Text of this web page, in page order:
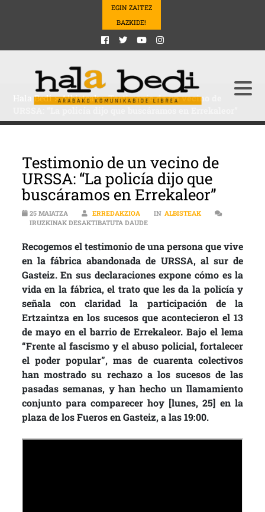
EGIN ZAITEZ
BAZKIDE!
Hala Bedi>Albisteak>Testimonio de un vecino de
Testimonio de un vecino de
URSSA: “La policía dijo que
buscáramos en Errekaleor”
25 MAIATZA ERREDAKZIOA IN ALBISTEAK
IRUZKINAK DESAKTIBATUTA DAUDETESTIMONIO DE UN VECINO DE
Recogemos el testimonio de una persona que vive
en la fábrica abandonada de URSSA, al sur de
Gasteiz. En sus declaraciones expone cómo es la
vida en la fábrica, el trato que les da la policía y
señala con claridad la participación de la
Ertzaintza en los sucesos que acontecieron el 13
de mayo en el barrio de Errekaleor. Bajo el lema
“Frente al fascismo y el abuso policial, fortalecer
el poder popular”, mas de cuarenta colectivos
han mostrado su rechazo a los sucesos de las
pasadas semanas, y han hecho un llamamiento
conjunto para comparecer hoy [lunes, 25] en la
plaza de los Fueros en Gasteiz, a las 19:00.